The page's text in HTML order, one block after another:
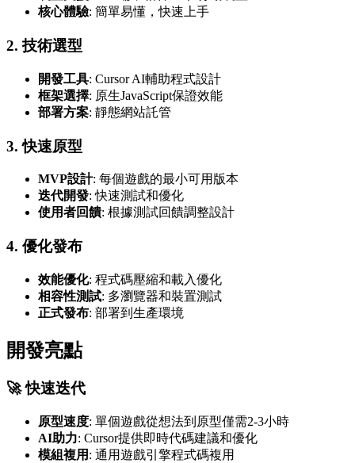
核心體驗: 簡單易懂，快速上手
2. 技術選型
開發工具: Cursor AI輔助程式設計
框架選擇: 原生JavaScript保證效能
部署方案: 靜態網站託管
3. 快速原型
MVP設計: 每個遊戲的最小可用版本
迭代開發: 快速測試和優化
使用者回饋: 根據測試回饋調整設計
4. 優化發布
效能優化: 程式碼壓縮和載入優化
相容性測試: 多瀏覽器和裝置測試
正式發布: 部署到生產環境
開發亮點
🚀 快速迭代
原型速度: 單個遊戲從想法到原型僅需2-3小時
AI助力: Cursor提供即時代碼建議和優化
模組複用 : 通用遊戲引擎程式碼複用